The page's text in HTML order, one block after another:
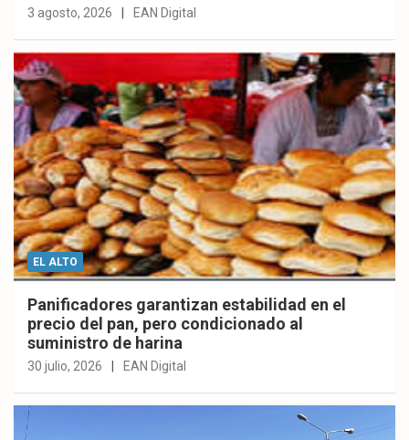
3 agosto, 2026 EAN Digital
EL ALTO
Panificadores garantizan estabilidad en el
precio del pan, pero condicionado al
suministro de harina
30 julio, 2026 EAN Digital